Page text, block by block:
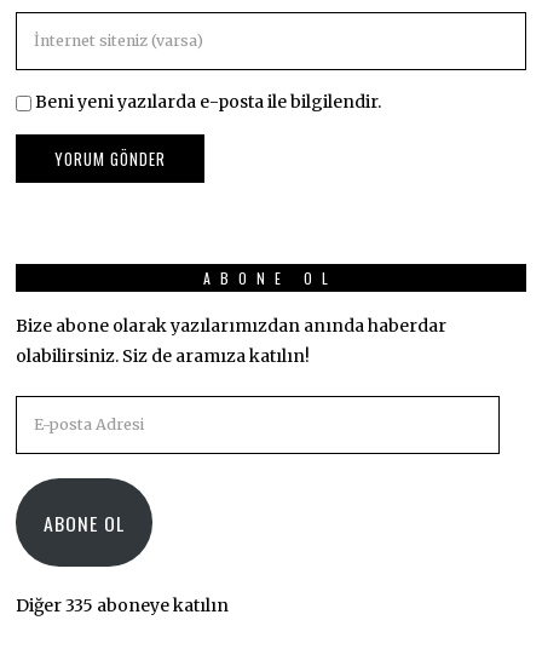
Beni yeni yazılarda e-posta ile bilgilendir.
ABONE OL
Bize abone olarak yazılarımızdan anında haberdar
olabilirsiniz. Siz de aramıza katılın!
posta
ABONE OL
Diğer 335 aboneye katılın